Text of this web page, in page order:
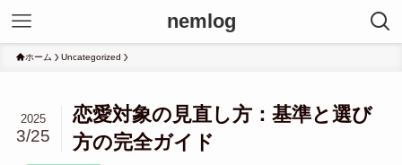
nemlog
ホーム Uncategorized
恋愛対象の見直し方：基準と選び
方の完全ガイド
2025
3/25